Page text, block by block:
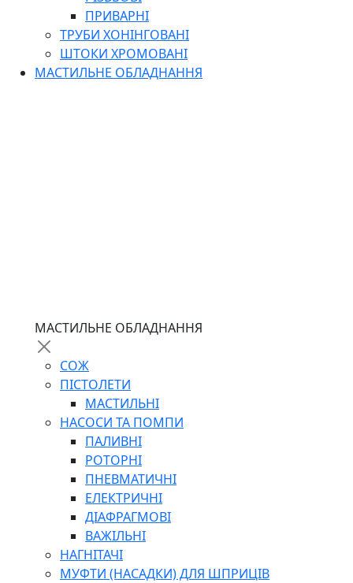
ПРИВАРНІ
ТРУБИ ХОНІНГОВАНІ
ШТОКИ ХРОМОВАНІ
МАСТИЛЬНЕ ОБЛАДНАННЯ
МАСТИЛЬНЕ ОБЛАДНАННЯ
СОЖ
ПІСТОЛЕТИ
МАСТИЛЬНІ
НАСОСИ ТА ПОМПИ
ПАЛИВНІ
РОТОРНІ
ПНЕВМАТИЧНІ
ЕЛЕКТРИЧНІ
ДІАФРАГМОВІ
ВАЖІЛЬНІ
НАГНІТАЧІ
МУФТИ (НАСАДКИ) ДЛЯ ШПРИЦІВ